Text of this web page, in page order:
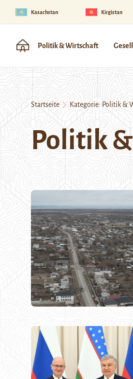
Kasachstan Kirgistan
Politik & Wirtschaft
Startseite Kategorie: Politik &
Politik